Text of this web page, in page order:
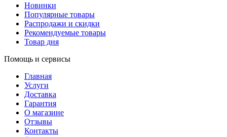
Новинки
Популярные товары
Распродажи и скидки
Рекомендуемые товары
Товар дня
Помощь и сервисы
Главная
Услуги
Доставка
Гарантия
О магазине
Отзывы
Контакты